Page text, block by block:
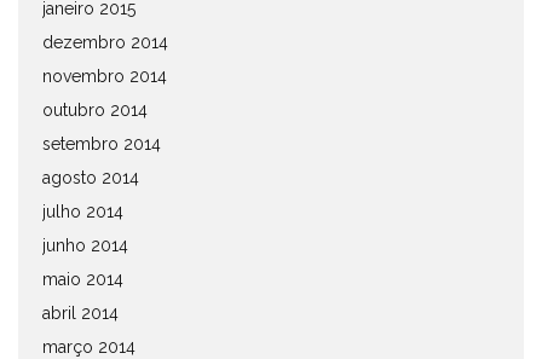
janeiro 2015
dezembro 2014
novembro 2014
outubro 2014
setembro 2014
agosto 2014
julho 2014
junho 2014
maio 2014
abril 2014
março 2014